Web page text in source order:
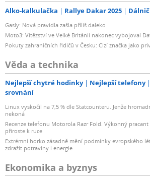
Alko-kalkulačka Rallye Dakar 2025
Gasly: Nová pravidla zašla příliš daleko
Moto3: Vítězství ve Velké Británii nakonec vybojoval
Pokuty zahraničních řidičů v Česku: Cizí značka jako
Věda a technika
Nejlepší chytré hodinky Nejlepší telefony
srovnání
Linux vyskočil na 7,5 % dle Statcounteru. Jenže
nekoná
Recenze telefonu Motorola Razr Fold. Výkonný
přiroste k ruce
Extrémní horko zásadně mění podmínky evropského
zdražit potraviny i energie
Ekonomika a byznys